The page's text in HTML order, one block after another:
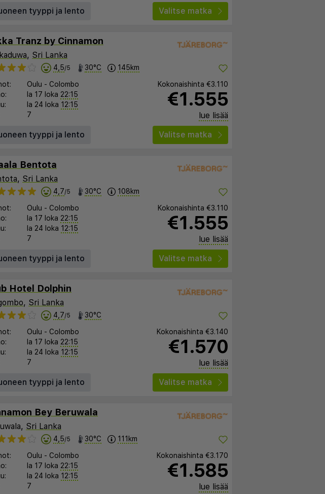
tyyppi ja lento
Valitse matka
Tranz by Cinnamon
, Sri Lanka
4,5/5 30°C 145km
Oulu - Colombo
la 17 loka 22:15
la 24 loka 12:15
7
Kokonaishinta €3.110
€1.555
lue lisää
tyyppi ja lento
Valitse matka
Bentota
, Sri Lanka
4,7/5 30°C 108km
Oulu - Colombo
la 17 loka 22:15
la 24 loka 12:15
7
Kokonaishinta €3.110
€1.555
lue lisää
tyyppi ja lento
Valitse matka
Hotel Dolphin
, Sri Lanka
4,7/5 30°C
Oulu - Colombo
la 17 loka 22:15
la 24 loka 12:15
7
Kokonaishinta €3.140
€1.570
lue lisää
tyyppi ja lento
Valitse matka
Bey Beruwala
Sri Lanka
4,5/5 30°C 111km
Oulu - Colombo
la 17 loka 22:15
la 24 loka 12:15
7
Kokonaishinta €3.170
€1.585
lue lisää